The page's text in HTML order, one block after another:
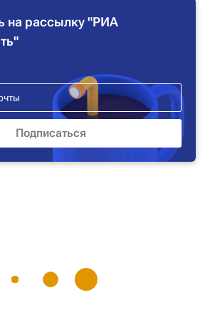
на рассылку "РИА